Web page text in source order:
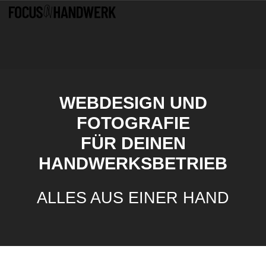
WEBDESIGN UND
FOTOGRAFIE
FÜR DEINEN
HANDWERKSBETRIEB
ALLES AUS EINER HAND